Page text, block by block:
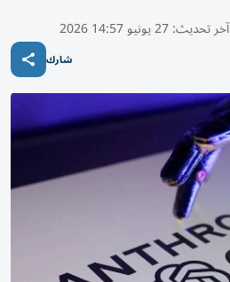
آخر تحديث:27 يونيو 14:57 2026
شارك